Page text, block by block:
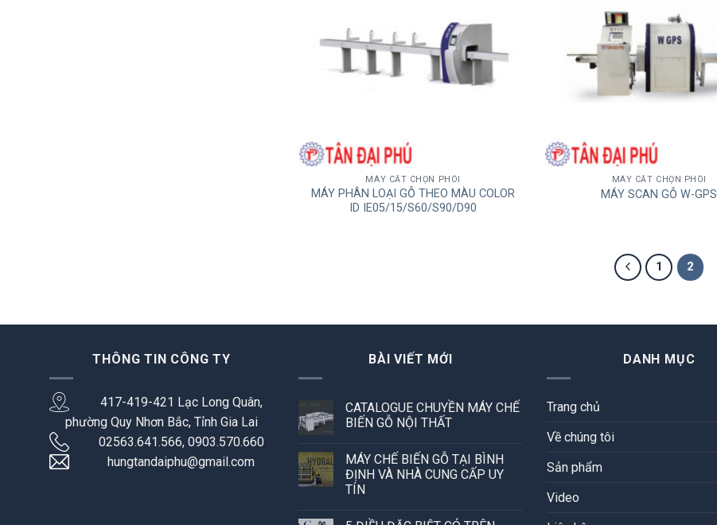
MÁY CẮT CHỌN PHÔI
MÁY PHÂN LOẠI GỖ THEO MÀU COLOR
ID IE05/15/S60/S90/D90
MÁY CẮT CHỌN PHÔI
MÁY SCAN GỖ W-GPS
1 2
THÔNG TIN CÔNG TY
417-419-421 Lạc Long Quân,
phường Quy Nhơn Bắc, Tỉnh Gia Lai
02563.641.566, 0903.570.660
hungtandaiphu@gmail.com
BÀI VIẾT MỚI
CATALOGUE CHUYỀN MÁY CHẾ
BIẾN GỖ NỘI THẤT
MÁY CHẾ BIẾN GỖ TẠI BÌNH
ĐỊNH VÀ NHÀ CUNG CẤP UY
TÍN
DANH MỤC
Trang chủ
Về chúng tôi
Sản phẩm
Video